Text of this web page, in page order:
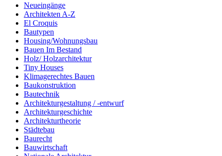
Neueingänge
Architekten A-Z
El Croquis
Bautypen
Housing/Wohnungsbau
Bauen Im Bestand
Holz/ Holzarchitektur
Tiny Houses
Klimagerechtes Bauen
Baukonstruktion
Bautechnik
Architekturgestaltung / -entwurf
Architekturgeschichte
Architekturtheorie
Städtebau
Baurecht
Bauwirtschaft